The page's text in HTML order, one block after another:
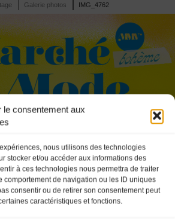
le consentement aux
nous utilisons des technologies
stocker et/ou accéder aux informations des
à ces technologies nous permettra de traiter
comportement de navigation ou les ID uniques
consentir ou de retirer son consentement peut
caractéristiques et fonctions.
Galerie photos IMG_4762